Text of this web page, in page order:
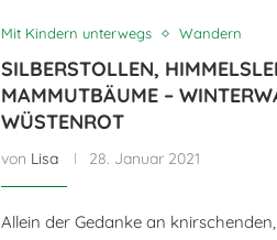
Mit Kindern unterwegs Wandern
SILBERSTOLLEN,
MAMMUTBÄUME –
WÜSTENROT
von Lisa 28. Januar 2021
Allein der Gedanke an